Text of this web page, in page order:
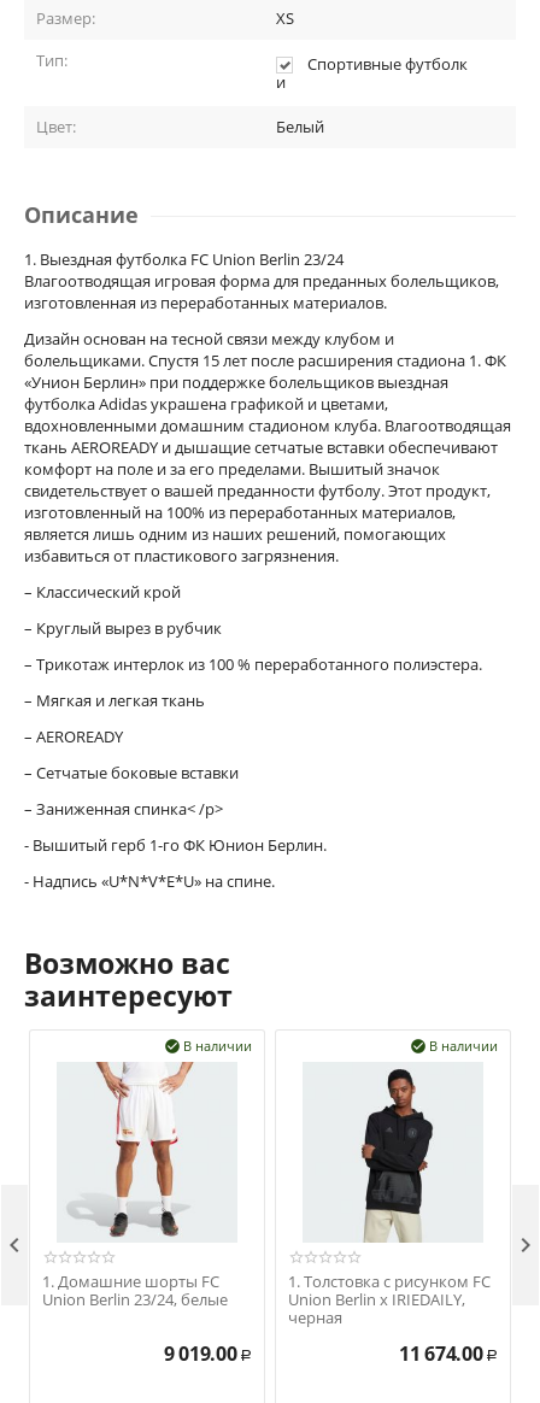
Размер:
XS
Тип:
Спортивные футболк
и
Цвет: Белый
Описание
1. Выездная футболка FC Union Berlin 23/24
Влагоотводящая игровая форма для преданных болельщиков,
изготовленная из переработанных материалов.
Дизайн основан на тесной связи между клубом и
болельщиками. Спустя 15 лет после расширения стадиона 1. ФК
«Унион Берлин» при поддержке болельщиков выездная
футболка Adidas украшена графикой и цветами,
вдохновленными домашним стадионом клуба. Влагоотводящая
ткань AEROREADY и дышащие сетчатые вставки обеспечивают
комфорт на поле и за его пределами. Вышитый значок
свидетельствует о вашей преданности футболу. Этот продукт,
изготовленный на 100% из переработанных материалов,
является лишь одним из наших решений, помогающих
избавиться от пластикового загрязнения.
– Классический крой
– Круглый вырез в рубчик
– Трикотаж интерлок из 100 % переработанного полиэстера.
– Мягкая и легкая ткань
– AEROREADY
– Сетчатые боковые вставки
– Заниженная спинка< /p>
- Вышитый герб 1-го ФК Юнион Берлин.
- Надпись «U*N*V*E*U» на спине.
Возможно вас
заинтересуют
В наличии

1. Домашние шорты FC
Union Berlin 23/24, белые
9 019.00 Р
В наличии

1. Толстовка с рисунком FC
Union Berlin x IRIEDAILY,
черная
11 674.00 Р
 